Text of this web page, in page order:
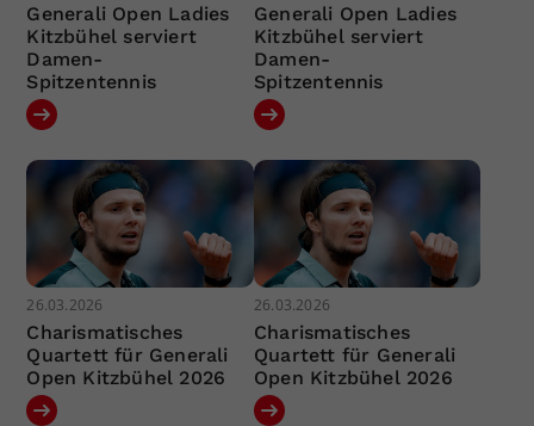
Generali Open Ladies
Kitzbühel serviert
Damen-
Spitzentennis
Generali Open Ladies
Kitzbühel serviert
Damen-
Spitzentennis
26.03.2026
Charismatisches
Quartett für Generali
Open Kitzbühel 2026
26.03.2026
Charismatisches
Quartett für Generali
Open Kitzbühel 2026